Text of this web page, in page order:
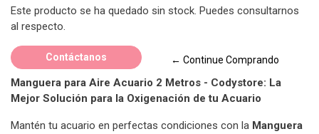
Este producto se ha quedado sin stock. Puedes consultarnos
al respecto.
Contáctanos ← Continue Comprando
Manguera para Aire Acuario 2 Metros - Codystore: La
Mejor Solución para la Oxigenación de tu Acuario
Mantén tu acuario en perfectas condiciones con la Manguera